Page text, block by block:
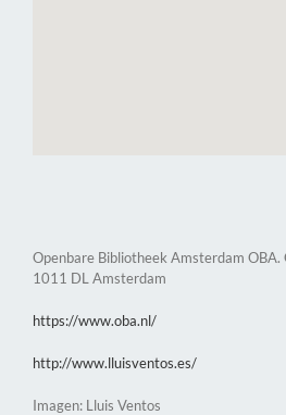
Openbare Bibliotheek Amsterdam
1011 DL Amsterdam
https://www.oba.nl/
http://www.lluisventos.es/
Imagen: Lluis Ventos